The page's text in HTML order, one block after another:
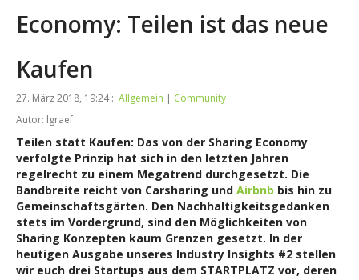
Economy: Teilen ist das neue
Kaufen
27. März 2018, 19:24 :: Allgemein | Community
Autor: lgraef
Teilen statt Kaufen: Das von der Sharing Economy
verfolgte Prinzip hat sich in den letzten Jahren
regelrecht zu einem Megatrend durchgesetzt. Die
Bandbreite reicht von Carsharing und Airbnb bis hin zu
Gemeinschaftsgärten. Den Nachhaltigkeitsgedanken
stets im Vordergrund, sind den Möglichkeiten von
Sharing Konzepten kaum Grenzen gesetzt. In der
heutigen Ausgabe unseres Industry Insights #2 stellen
wir euch drei Startups aus dem STARTPLATZ vor, deren